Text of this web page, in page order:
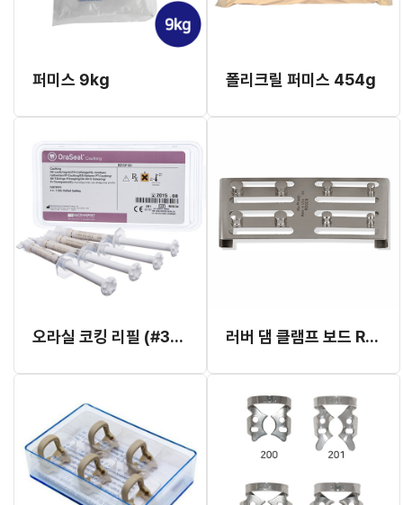
퍼미스 9kg 폴리크릴 퍼미스 454g
오라실 코킹 리필 (#351) (구강용 실링제)(개별발주 3~4개월 소요) 러버 댐 클램프 보드 RDCOB